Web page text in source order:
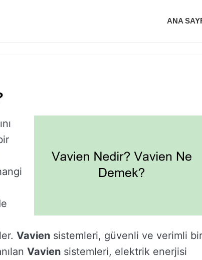
ANA
Vavien sistemleri, güvenli ve verimli bir
Vavien sistemleri, elektrik enerjisi